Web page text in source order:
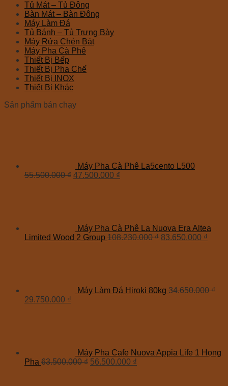
Tủ Mát – Tủ Đông
Bàn Mát – Bàn Đông
Máy Làm Đá
Tủ Bánh – Tủ Trưng Bày
Máy Rửa Chén Bát
Máy Pha Cà Phê
Thiết Bị Bếp
Thiết Bị Pha Chế
Thiết Bị INOX
Thiết Bị Khác
Sản phẩm bán chạy
Máy Pha Cà Phê La5cento L500
55.500.000₫ 47.500.000 ₫
Máy Pha Cà Phê La Nuova Era Altea
Limited Wood 2 Group 108.230.000₫ 83.650.000 ₫
Máy Làm Đá Hiroki 80kg 34.650.000₫
29.750.000 ₫
Máy Pha Cafe Nuova Appia Life 1 Họng
Pha 63.500.000₫ 56.500.000 ₫